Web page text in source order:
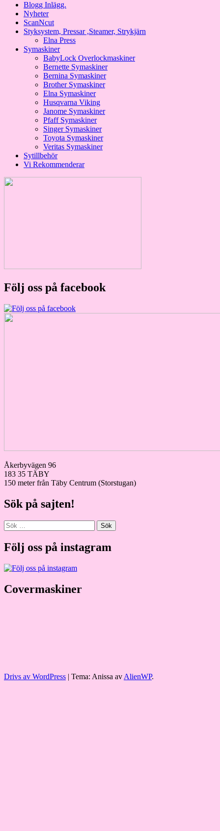
Blogg Inlägg.
Nyheter
ScanNcut
Styksystem, Pressar ,Steamer, Strykjärn
Elna Press
Symaskiner
BabyLock Overlockmaskiner
Bernette Symaskiner
Bernina Symaskiner
Brother Symaskiner
Elna Symaskiner
Husqvarna Viking
Janome Symaskiner
Pfaff Symaskiner
Singer Symaskiner
Toyota Symaskiner
Veritas Symaskiner
Sytillbehör
Vi Rekommenderar
Följ oss på facebook
Åkerbyvägen 96
183 35 TÄBY
150 meter från Täby Centrum (Storstugan)
Sök på sajten!
Sök
efter:
Följ oss på instagram
Covermaskiner
Drivs av WordPress | Tema: Anissa avAlienWP.